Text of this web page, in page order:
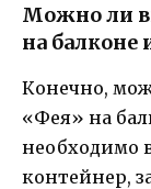
Можно ли
на балконе
Конечно,
«Фея» на
необходимо
контейнер,